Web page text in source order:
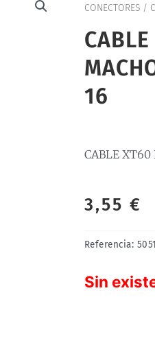
CONECTORES/
16
CABLE XT60
3,55 €
Referencia:
Sin